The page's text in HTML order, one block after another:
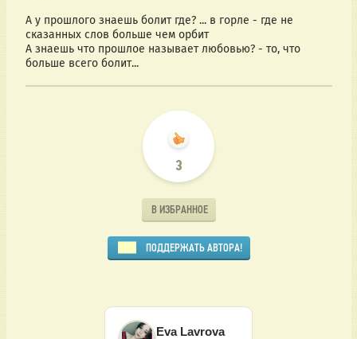
А у прошлого знаешь болит где? ... в горле - где не
сказанных слов больше чем орбит
А знаешь что прошлое называет любовью? - то, что
больше всего болит...
3
В ИЗБРАННОЕ
ПОДДЕРЖАТЬ АВТОРА!
Eva Lavrova